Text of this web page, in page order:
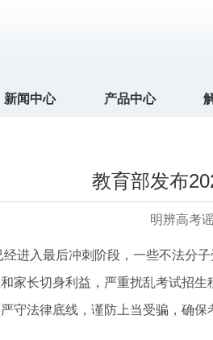
新闻中心 产品中心
教育部发布
明辨高考
入最后冲刺阶段，一些不法分子
家长切身利益，严重扰乱考试招
守法律底线，谨防上当受骗，确保